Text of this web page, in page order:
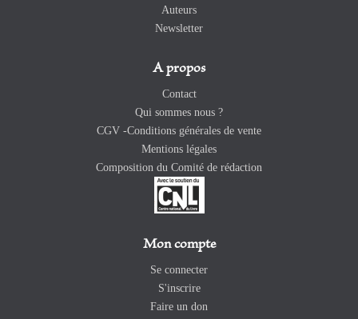
Auteurs
Newsletter
A propos
Contact
Qui sommes nous ?
CGV -Conditions générales de vente
Mentions légales
Composition du Comité de rédaction
Mon compte
Se connecter
S'inscrire
Faire un don